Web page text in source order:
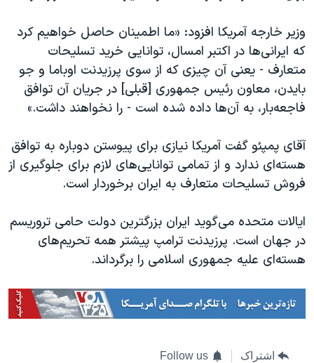
وزیر خارجه آمریکا افزود: «ما اطمینان حاصل خواهیم کرد
که ایرانی‌ها در اکتبر امسال، توانایی خرید تسلیحات
متعارف - یعنی آن چیزی که از سوی پرزیدنت اوباما و جو
بایدن، معاون رئیس جمهوری [قبلی] در جریان آن توافق
فاجعه‌بار، به آن‌ها داده شده است - را نخواهند داشت.»
آقای پمپئو گفت آمریکا نیازی برای پیوستن دوباره به توافق
هسته‌ای ندارد و از تمامی توانایی‌های لازم برای جلوگیری از
فروش تسلیحات متعارف به ایران برخوردار است.
ایالات متحده می‌گوید ایران بزرگترین دولت حامی تروریسم
در جهان است. پرزیدنت ترامپ پیشتر همه تحریم‌های
هسته‌ای علیه جمهوری اسلامی را برگرداند.
اشتراک Follow us